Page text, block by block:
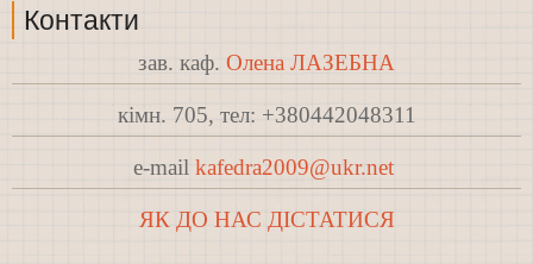
Контакти
зав. каф. Олена ЛАЗЕБНА
кімн. 705, тел: +380442048311
e-mail kafedra2009@ukr.net
ЯК ДО НАС ДІСТАТИСЯ